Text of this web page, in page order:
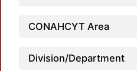
CONAHCYT Area
Division/Department